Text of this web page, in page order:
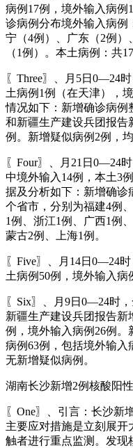
病例17例，境外输入病例
诊病例分布境外输入病例
宁（4例）、广东（2例
（1例）。本土病例：共
〖Three〗、月5日0—24
土病例1例（在天津），
情况如下：新增确诊病例
和新疆生产建设兵团报告
例。新增疑似病例2例，
〖Four〗、月21日0—24
中境外输入14例，本土3
据及分析如下：新增确诊
个省市，分别为福建4例
1例、浙江1例、广西1例
蒙古2例、上海1例。
〖Five〗、月14日0—24
土病例50例，境外输入病
〖Six〗、月9日0—24时
新疆生产建设兵团报告新
例，境外输入病例26例
病例63例，包括境外输入
无新增疑似病例。
湖南长沙新增2例核酸阳
〖One〗、引言：长沙新
主要应对措施是立刻展
触者进行重点监测。发现